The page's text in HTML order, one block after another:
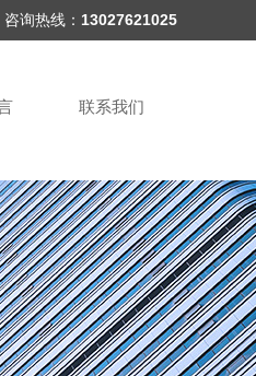
咨询热线： 13027621025
联系我们